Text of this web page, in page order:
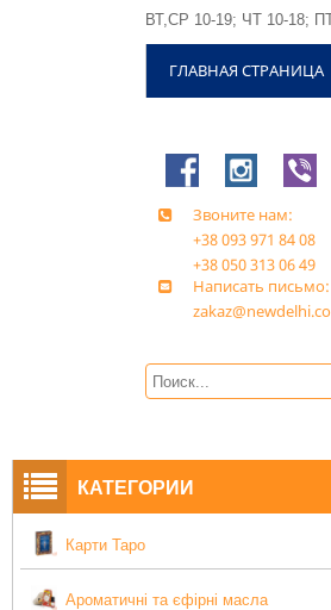
КАТЕГОРИИ
Карти Таро
Ароматичні та єфірні масла
ВТ,СР 10-19; ЧТ 10-18;
ГЛАВНАЯ СТРАНИЦА
Звоните нам:
+38 093 971 84 08
+38 050 313 06 49
Написать письмо: